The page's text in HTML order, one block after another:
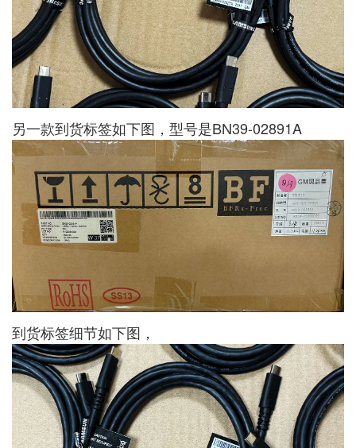
另一款到货标签如下图，型号是BN39-02891A
到货标签细节如下图，